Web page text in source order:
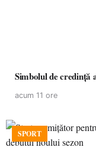
Simbolul de credinţă
acum 11 ore
SPORT